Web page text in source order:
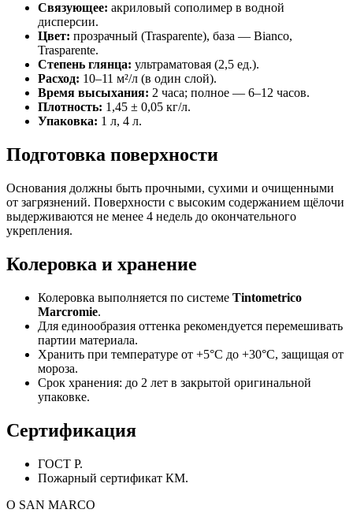
Связующее: акриловый сополимер в водной
дисперсии.
Цвет: прозрачный (Trasparente), база — Bianco,
Trasparente.
Степень глянца: ультраматовая (2,5 ед.).
Расход: 10–11 м²/л (в один слой).
Время высыхания: 2 часа; полное — 6–12 часов.
Плотность: 1,45 ± 0,05 кг/л.
Упаковка: 1 л, 4 л.
Подготовка поверхности
Основания должны быть прочными, сухими и очищенными
от загрязнений. Поверхности с высоким содержанием щёлочи
выдерживаются не менее 4 недель до окончательного
укрепления.
Колеровка и хранение
Колеровка выполняется по системе Tintometrico
Marcromie.
Для единообразия оттенка рекомендуется перемешивать
партии материала.
Хранить при температуре от +5°C до +30°C, защищая от
мороза.
Срок хранения: до 2 лет в закрытой оригинальной
упаковке.
Сертификация
ГОСТ Р.
Пожарный сертификат КМ.
О SAN MARCO